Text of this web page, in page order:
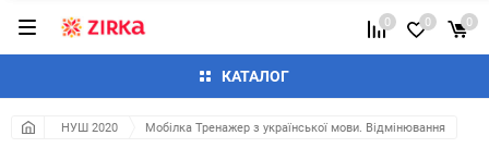
КАТАЛОГ
0 0 0
НУШ 2020 Мобілка Тренажер з української мови. Вiдмiнювання